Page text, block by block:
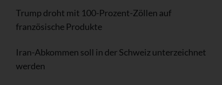
Trump droht mit 100-Prozent-Zöllen auf
französische Produkte
Iran-Abkommen soll in der Schweiz unterzeichnet
werden